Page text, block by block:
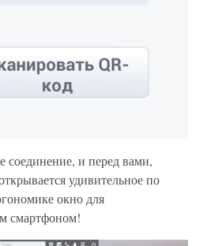
соединение, и перед вами,
удивительное по
окно для
смартфоном!